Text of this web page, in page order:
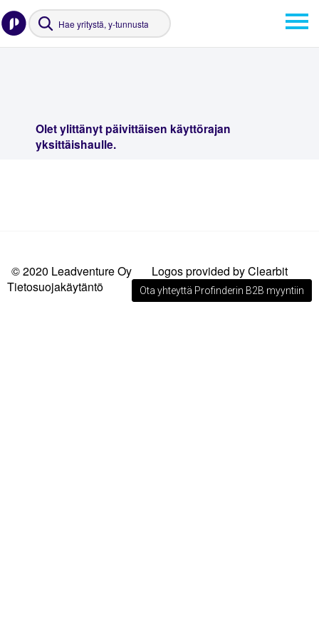
Olet ylittänyt päivittäisen käyttörajan
yksittäishaulle.
© 2020 Leadventure Oy
Logos provided by Clearbit
Tietosuojakäytäntö
Ota yhteyttä Profinderin B2B myyntiin